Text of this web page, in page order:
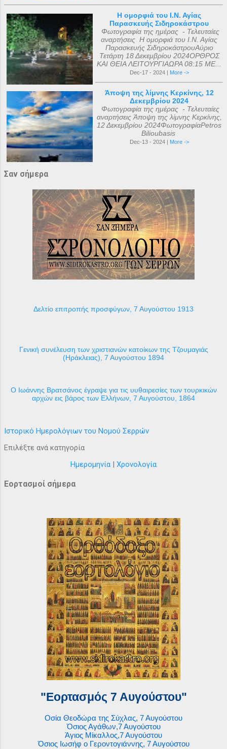
Η ομορφιά του Ι.Ν. Αγίας
Παρασκευής Σιδηροκάστρου
Φωτογραφία της ημέρας - Τελευταίες
αναρτήσεις Η ομορφιά του Ι.Ν. Αγίας
Παρασκευής ΣιδηροκάστρουΑύριο
Τετάρτη 18 Δεκεμβρίου 2024ΟΡΘΡΟΣ
ΚΑΙ ΘΕΙΑ ΛΕΙΤΟΥΡΓΙΑΩΡΑ 08:15 ΜΕ...
Dec-17 - 2024 | More ->
Άποψη της λίμνης Κερκίνης, 12
Δεκεμβρίου 2024
Φωτογραφία της ημέρας - Τελευταίες
αναρτήσεις Άποψη της λίμνης Κερκίνης,
12 Δεκεμβρίου 2024ΦωτογραφίαPetros
Bilioubasis
Dec-13 - 2024 | More ->
Σαν σήμερα
Δελτίο επιτροπής προσφύγων, 7 Αυγούστου 1913
Γενική συνέλευση των χριστιανών κατοίκων της Τζουμαγιάς
(Ηράκλειας), 7 Αυγούστου 1894
Ο Ιωάννης Βρατσάνος έγραψε για τις υυθαιρεσίες των τουρκικών
αρχών εις βάρος των Ελλήνων, 7 Αυγούστου, 1864
Ιστορικό Ημερολόγιων του Νομού Σερρών
Επιλέξτε ανά κατηγορία
Ημερομηνία | Χρονολογία
Εορτασμοί σήμερα
"Εορτασμός 7 Αυγούστου"
Οσία Θεοδώρα της Σύχλας, 7 Αυγούστου
Όσιος Αγάθων,7 Αυγούστου
Άγιος Μίκαλλος,7 Αυγούστου
Όσιος Ιωσήφ ο Γεροντογιάννης, 7 Αυγούστου